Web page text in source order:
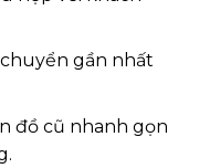
chuyển gần nhất
đồ cũ nhanh gọn